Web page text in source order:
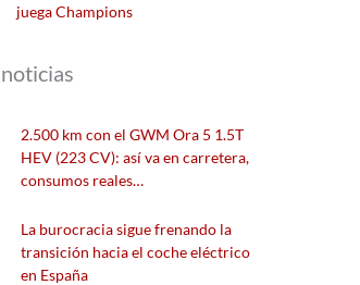
juega Champions
2.500 km con el GWM Ora 5 1.5T
HEV (223 CV): así va en carretera,
consumos reales…
La burocracia sigue frenando la
transición hacia el coche eléctrico
en España